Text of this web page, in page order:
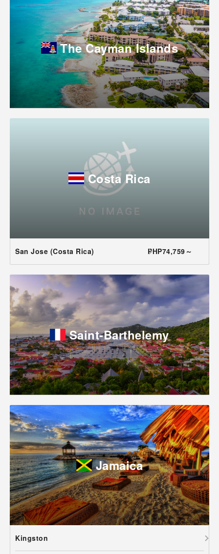
The Cayman Islands
Costa Rica
San Jose (Costa Rica) PHP74,759～
Saint-Barthelemy
Jamaica
Kingston